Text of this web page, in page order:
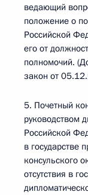
ведающий
положение о
Российской
его от
полномочий.
закон от
5. Почетный
руководством
Российской
в государстве
консульского
отсутствия в